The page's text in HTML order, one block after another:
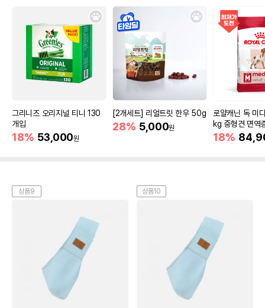
그리니즈 오리지널 티니 130
개입
18% 53,000원
[2개세트] 리얼트릿 한우 50g
28% 5,000원
로얄캐닌 독 미
kg 중형견 면역
18%
상품9 상품10